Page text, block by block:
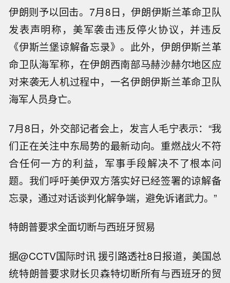
伊朗则予以回击。7月8日，伊朗伊斯兰革命卫队
发表声明称，美军袭击违反停火协议，并违反
《伊斯兰堡谅解备忘录》。此外，伊朗伊斯兰革
命卫队海军称，在伊朗西南部马赫沙赫尔地区应
对来袭无人机过程中，一名伊朗伊斯兰革命卫队
海军人员身亡。
7月8日，外交部记者会上，发言人毛宁表示：“我
们正在关注中东局势的最新动向。重燃战火不符
合任何一方的利益，军事手段解决不了根本问
题。我们呼吁美伊双方落实好已经签署的谅解备
忘录，通过对话谈判化解争端，避免诉诸武力。”
特朗普要求全面切断与西班牙贸易
据@CCTV国际时讯 援引路透社8日报道，美国总
统特朗普要求财长贝森特切断所有与西班牙的贸